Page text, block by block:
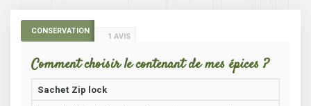
CONSERVATION
1 AVIS
Comment choisir le contenant de mes épices ?
Sachet Zip lock